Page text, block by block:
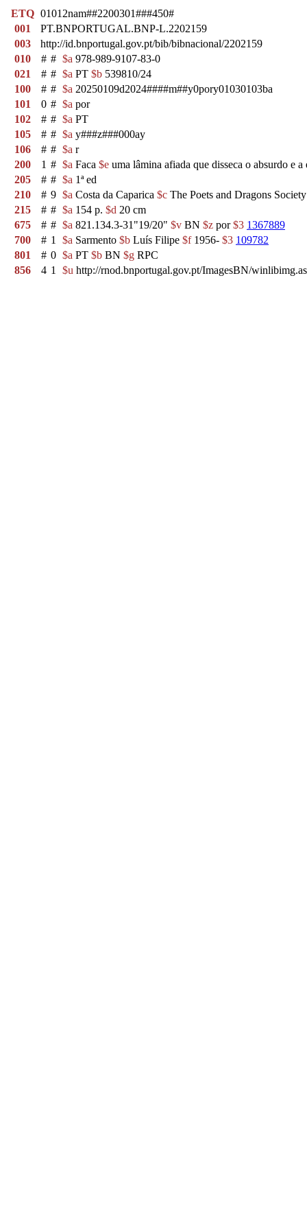
ETQ 01012nam##2200301###450#
001
PT.BNPORTUGAL.BNP-L.2202159
003
http://id.bnportugal.gov.pt/bib/bibnacional/2202159
010
# # $a 978-989-9107-83-0
021
# # $a PT $b 539810/24
100
# # $a 20250109d2024####m##y0pory01030103ba
101
0 # $a por
102
# # $a PT
105
# # $a y###z###000ay
106
# # $a r
200
1 # $a Faca $e uma lâmina afiada que disseca o absurdo e
205
# # $a 1ª ed
210
# 9 $a Costa da Caparica $c The Poets and Dragons
215
# # $a 154 p. $d 20 cm
675
# # $a 821.134.3-31"19/20" $v BN $z por$3 1367889
700
# 1 $a Sarmento $b Luís Filipe $f1956- $3 109782
801
# 0 $a PT $b BN $g RPC
856
4 1 $u http://rnod.bnportugal.gov.pt/ImagesBN/